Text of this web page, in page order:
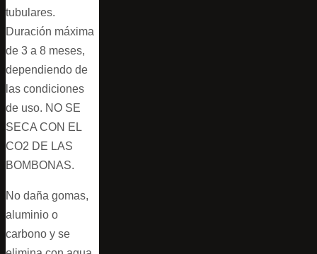
tubulares.
Duración máxima
de 3 a 8 meses,
dependiendo de
las condiciones
de uso. NO SE
SECA CON EL
CO2 DE LAS
BOMBONAS.
No daña gomas,
aluminio o
carbono y se